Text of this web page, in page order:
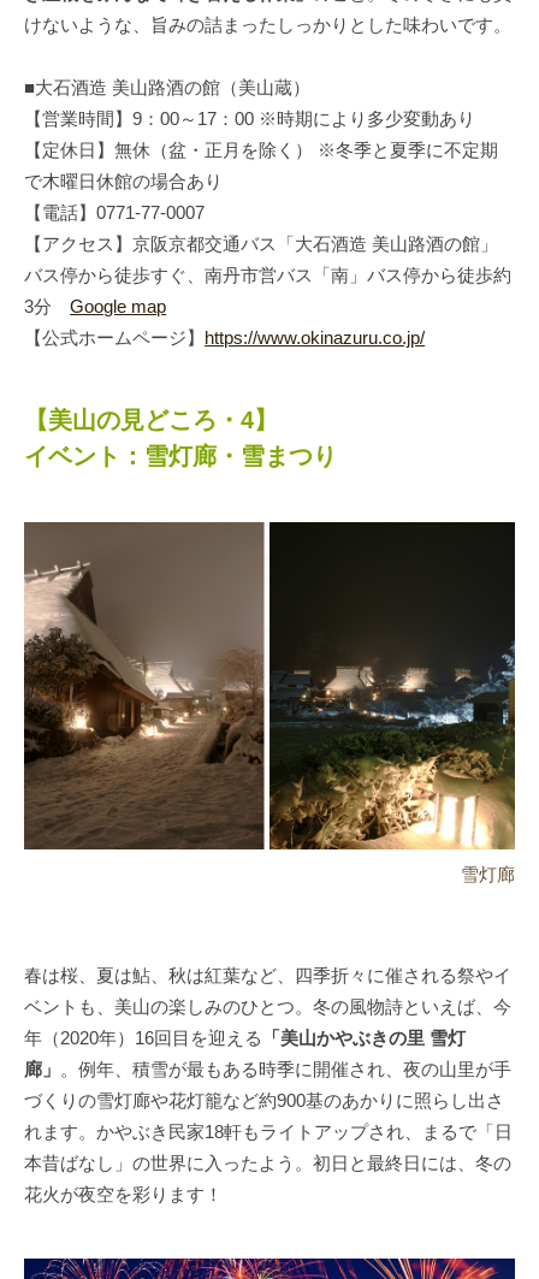
けないような、旨みの詰まったしっかりとした味わいです。
■大石酒造 美山路酒の館（美山蔵）
【営業時間】9：00～17：00 ※時期により多少変動あり
【定休日】無休（盆・正月を除く） ※冬季と夏季に不定期
で木曜日休館の場合あり
【電話】0771-77-0007
【アクセス】京阪京都交通バス「大石酒造 美山路酒の館」
バス停から徒歩すぐ、南丹市営バス「南」バス停から徒歩約
3分Google map
【公式ホームページ】 https://www.okinazuru.co.jp/
【美山の見どころ・4】
イベント：雪灯廊・雪まつり
雪灯廊
春は桜、夏は鮎、秋は紅葉など、四季折々に催される祭やイ
ベントも、美山の楽しみのひとつ。冬の風物詩といえば、今
年（2020年）16回目を迎える
「美山かやぶきの里 雪灯
廊」 。例年、積雪が最もある時季に開催され、夜の山里が手
づくりの雪灯廊や花灯籠など約900基のあかりに照らし出さ
れます。かやぶき民家18軒もライトアップされ、まるで「日
本昔ばなし」の世界に入ったよう。初日と最終日には、冬の
花火が夜空を彩ります！